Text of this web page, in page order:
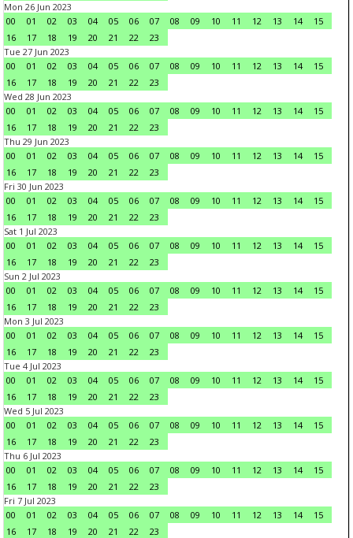
Mon 26 Jun 2023
00
01 02 03 04 05 06 07 08 09 10 11 12 13 14
15
16
17 18 19 20 21 22
23
Tue 27 Jun 2023
00
01 02 03 04 05 06 07 08 09 10 11 12 13 14
15
16
17 18 19 20 21 22
23
Wed 28 Jun 2023
00
01 02 03 04 05 06 07 08 09 10 11 12 13 14
15
16
17 18 19 20 21 22
23
Thu 29 Jun 2023
00
01 02 03 04 05 06 07 08 09 10 11 12 13 14
15
16
17 18 19 20 21 22
23
Fri 30 Jun 2023
00
01 02 03 04 05 06 07 08 09 10 11 12 13 14
15
16
17 18 19 20 21 22
23
Sat 1 Jul 2023
00
01 02 03 04 05 06 07 08 09 10 11 12 13 14
15
16
17 18 19 20 21 22
23
Sun 2 Jul 2023
00
01 02 03 04 05 06 07 08 09 10 11 12 13 14
15
16
17 18 19 20 21 22
23
Mon 3 Jul 2023
00
01 02 03 04 05 06 07 08 09 10 11 12 13 14
15
16
17 18 19 20 21 22
23
Tue 4 Jul 2023
00
01 02 03 04 05 06 07 08 09 10 11 12 13 14
15
16
17 18 19 20 21 22
23
Wed 5 Jul 2023
00
01 02 03 04 05 06 07 08 09 10 11 12 13 14
15
16
17 18 19 20 21 22
23
Thu 6 Jul 2023
00
01 02 03 04 05 06 07 08 09 10 11 12 13 14
15
16
17 18 19 20 21 22
23
Fri 7 Jul 2023
00
01 02 03 04 05 06 07 08 09 10 11 12 13 14
15
16
17 18 19 20 21 22
23